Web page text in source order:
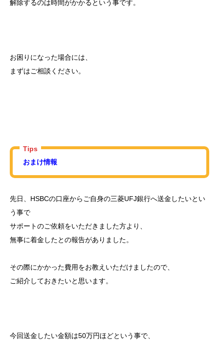
解除するのは時間がかかるという事です。
お困りになった場合には、
まずはご相談ください。
Tips
おまけ情報
先日、HSBCの口座からご自身の三菱UFJ銀行へ送金したいとい
う事で
サポートのご依頼をいただきました方より、
無事に着金したとの報告がありました。
その際にかかった費用をお教えいただけましたので、
ご紹介しておきたいと思います。
今回送金したい金額は50万円ほどという事で、